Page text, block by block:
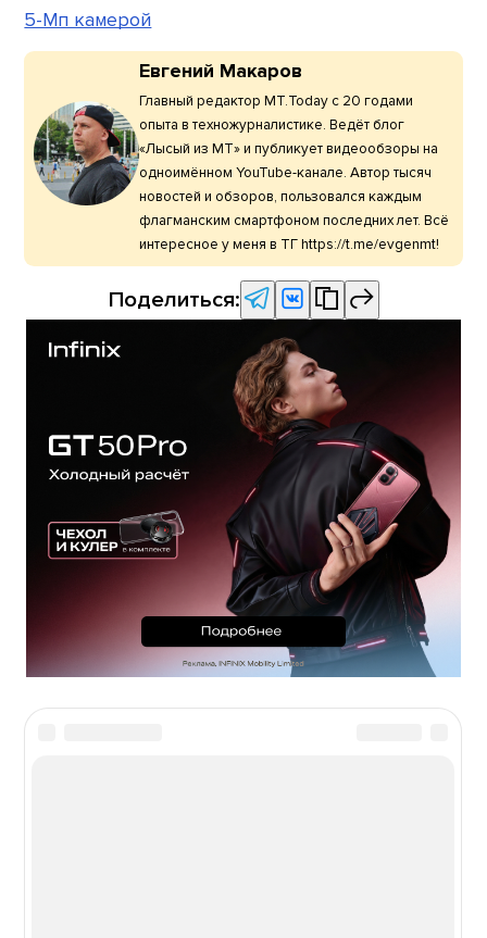
5-Мп камерой
Евгений Макаров
Главный редактор МТ.Today с 20 годами
опыта в техножурналистике. Ведёт блог
«Лысый из МТ» и публикует видеообзоры на
одноимённом YouTube-канале. Автор тысяч
новостей и обзоров, пользовался каждым
флагманским смартфоном последних лет. Всё
интересное у меня в ТГ https://t.me/evgenmt!
Поделиться: